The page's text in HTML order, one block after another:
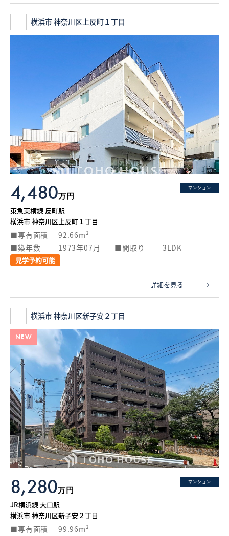
横浜市 神奈川区上反町１丁目
マンション
4,480万円
東急東横線 反町駅
横浜市 神奈川区上反町１丁目
専有面積
92.66m²
築年数
1973年07月 間取り 3LDK
見学予約可能
詳細を見る
横浜市 神奈川区新子安２丁目
NEW
マンション
8,280万円
JR横浜線 大口駅
横浜市 神奈川区新子安２丁目
専有面積
99.96m²